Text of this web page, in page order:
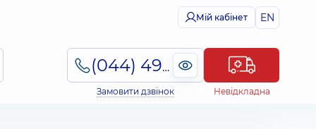
Мій кабінет EN
(044) 495-2-888
Замовити дзвінок Невідкладна